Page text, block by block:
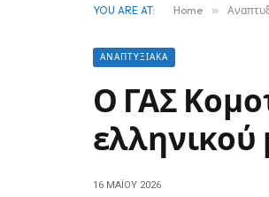
YOU ARE AT: Home »
ΑΝΑΠΤΥΞΙΑΚΆ
Ο ΓΑΣ
16 ΜΑΪ́ΟΥ 2026